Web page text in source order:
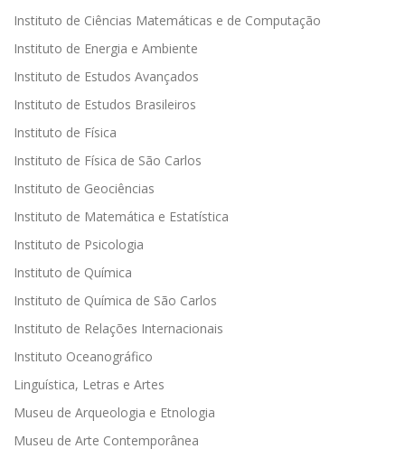
Instituto de Ciências Matemáticas e de Computação
Instituto de Energia e Ambiente
Instituto de Estudos Avançados
Instituto de Estudos Brasileiros
Instituto de Física
Instituto de Física de São Carlos
Instituto de Geociências
Instituto de Matemática e Estatística
Instituto de Psicologia
Instituto de Química
Instituto de Química de São Carlos
Instituto de Relações Internacionais
Instituto Oceanográfico
Linguística, Letras e Artes
Museu de Arqueologia e Etnologia
Museu de Arte Contemporânea